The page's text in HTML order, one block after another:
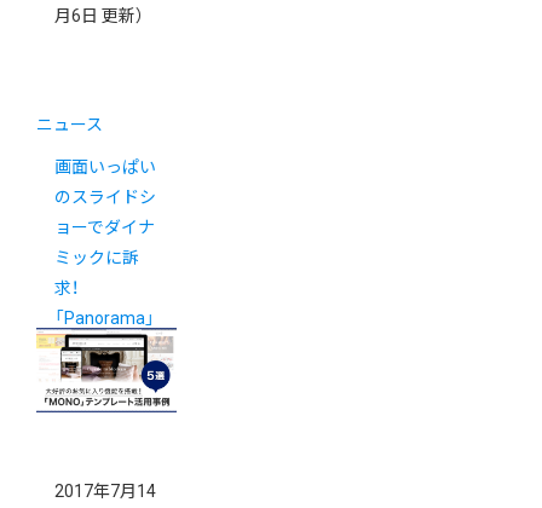
月6日 更新）
ニュース
画面いっぱい
のスライドシ
ョーでダイナ
ミックに訴
求！
「Panorama」
テンプレート
活用事例5選
2017年7月14